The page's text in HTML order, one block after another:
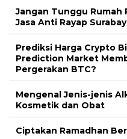
Jangan Tunggu Rumah
Jasa Anti Rayap
Prediksi Harga Crypto
Prediction Market
Pergerakan BTC?
Mengenal Jenis-jenis
Kosmetik dan Obat
Ciptakan Ramadhan